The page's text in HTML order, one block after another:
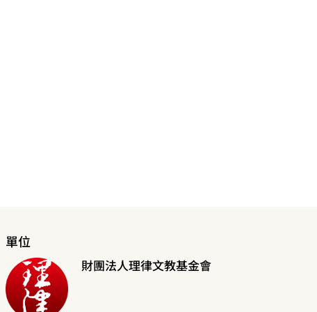
單位
財團法人理律文教基金會